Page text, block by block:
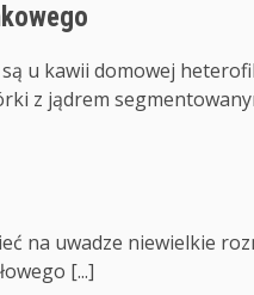
u kawii domowej
z jądrem
na uwadze niewielkie
[...]